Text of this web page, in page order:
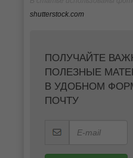
shutterstock.com
ПОЛУЧАЙТЕ
ПОЛЕЗНЫЕ
В УДОБНОМ
ПОЧТУ